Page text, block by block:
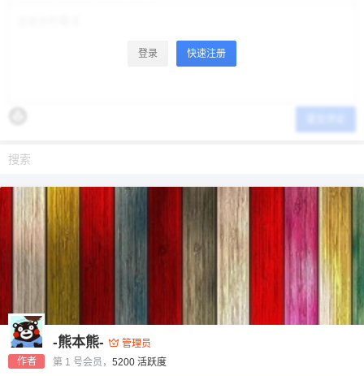
登录 快速注册
作者
-熊本熊-
管理员
第 1 号会员， 5200 活跃度